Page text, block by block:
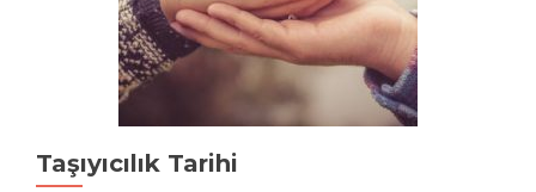
Taşıyıcılık Tarihi